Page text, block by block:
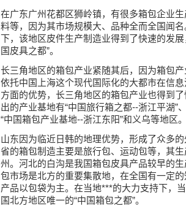
在广东广州花都区狮岭镇，有很多箱包企业
料等，因为其市场规模大、品种全而全国闻
下，该地区皮件生产制造业得到了快速的发
国皮具之都”。
长三角地区的箱包产业紧随其后，因为箱包
依托中国上海这个现代国际化的大都市在信
方面的优势，长三角地区的箱包产业也得到
出的产业基地有“中国旅行箱之都--浙江平湖”
“中国箱包产业基地--浙江东阳”和义乌等地区
山东因为临近日韩的地理优势，形成了众多
省的箱包制造主要是旅行包、运动包等，其
州。河北的白沟是我国箱包皮具产品较早的
包市场是北方的重要集散地，在全国有一定
产品以包袋为主。在当地***的大力支持下，
国北方地区唯一的“中国箱包之都”。